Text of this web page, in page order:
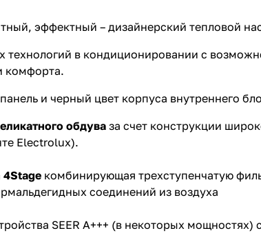
эффектный – дизайнерский тепловой
в кондиционировании с
комфорта.
и черный цвет корпуса внутреннего
обдува за счет конструкции
Electroluх).
4Stage комбинирующая трехступенчатую
соединений из воздуха
SEER А+++ (в некоторых